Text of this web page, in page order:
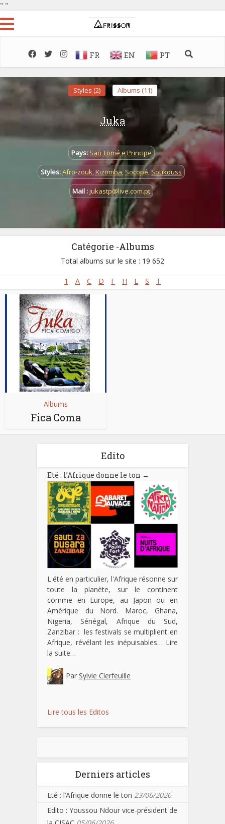
" "
FR EN PT
Styles (2) Albums (11)
Juka
Pays: Saõ Tomé e Principe
Styles:Afro-zouk,Kizomba, Socopé,Soukouss
Mail :jukastp@live.com.pt
Catégorie -Albums
Total albums sur le site : 19 652
1 A C D F H L S T
Albums
Fica Coma
Edito
Eté : l’Afrique donne le ton →
L'été en particulier, l'Afrique résonne sur
toute la planète, sur le continent
comme en Europe, au Japon ou en
Amérique du Nord. Maroc, Ghana,
Nigeria, Sénégal, Afrique du Sud,
Zanzibar : les festivals se multiplient en
Afrique, révélant les inépuisables… Lire
la suite…
Par Sylvie Clerfeuille
Lire tous les Editos
Derniers articles
Eté : l’Afrique donne le ton 23/06/2026
Edito : Youssou Ndour vice-président de